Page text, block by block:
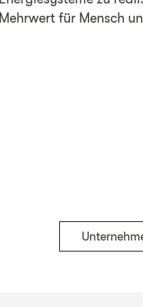
Mehrwert für Mensch